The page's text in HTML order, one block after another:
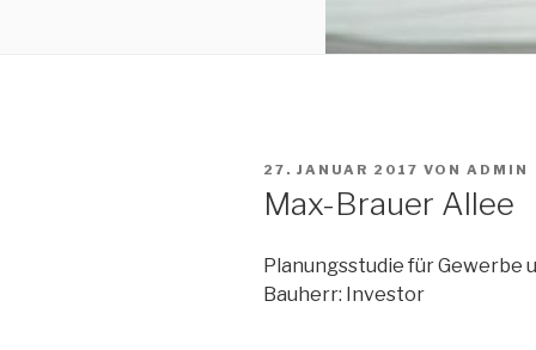
VERÖFFENTLICHT
27. JANUAR 2017 VON ADMIN
Max-Brauer Allee
Planungsstudie für Gewerbe
Bauherr: Investor